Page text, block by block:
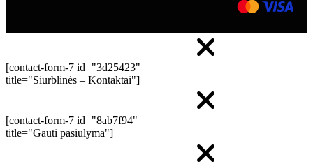
[contact-form-7 id="3d25423"
title="Siurblinės – Kontaktai"]
[contact-form-7 id="8ab7f94"
title="Gauti pasiulyma"]